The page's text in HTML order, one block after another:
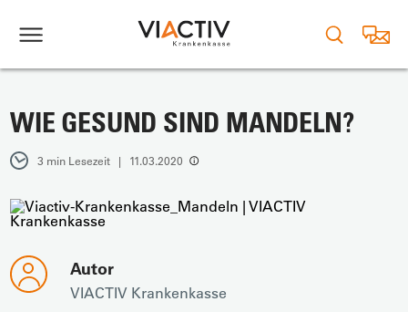
WIE GESUND SIND MANDELN?
3 min Lesezeit | 11.03.2020
Autor
VIACTIV Krankenkasse